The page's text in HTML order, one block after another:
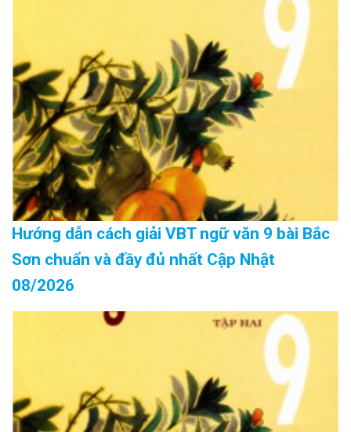
Hướng dẫn cách giải VBT ngữ văn 9 bài Bắc
Sơn chuẩn và đầy đủ nhất Cập Nhật
08/2026